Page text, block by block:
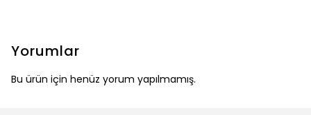
Yorumlar
Bu ürün için henüz yorum yapılmamış.